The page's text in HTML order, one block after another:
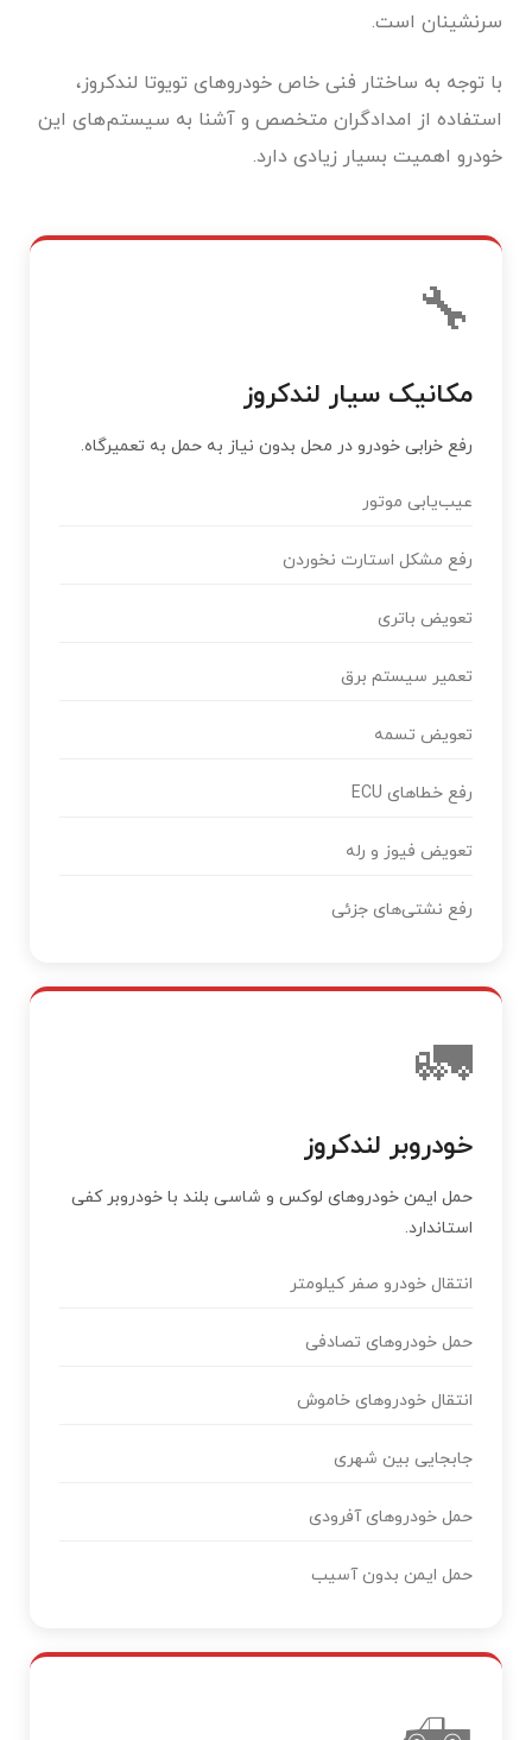
سرنشینان است.
با توجه به ساختار فنی خاص خودروهای تویوتا لندکروز،
استفاده از امدادگران متخصص و آشنا به سیستم‌های این
خودرو اهمیت بسیار زیادی دارد.
🔧
مکانیک سیار لندکروز
رفع خرابی خودرو در محل بدون نیاز به حمل به تعمیرگاه.
عیب‌یابی موتور
رفع مشکل استارت نخوردن
تعویض باتری
تعمیر سیستم برق
تعویض تسمه
رفع خطاهای ECU
تعویض فیوز و رله
رفع نشتی‌های جزئی
🚛
خودروبر لندکروز
حمل ایمن خودروهای لوکس و شاسی بلند با خودروبر کفی
استاندارد.
انتقال خودرو صفر کیلومتر
حمل خودروهای تصادفی
انتقال خودروهای خاموش
جابجایی بین شهری
حمل خودروهای آفرودی
حمل ایمن بدون آسیب